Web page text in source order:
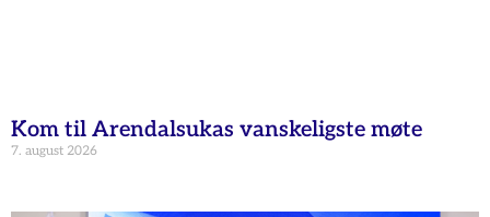
Kom til Arendalsukas vanskeligste møte
7. august 2026